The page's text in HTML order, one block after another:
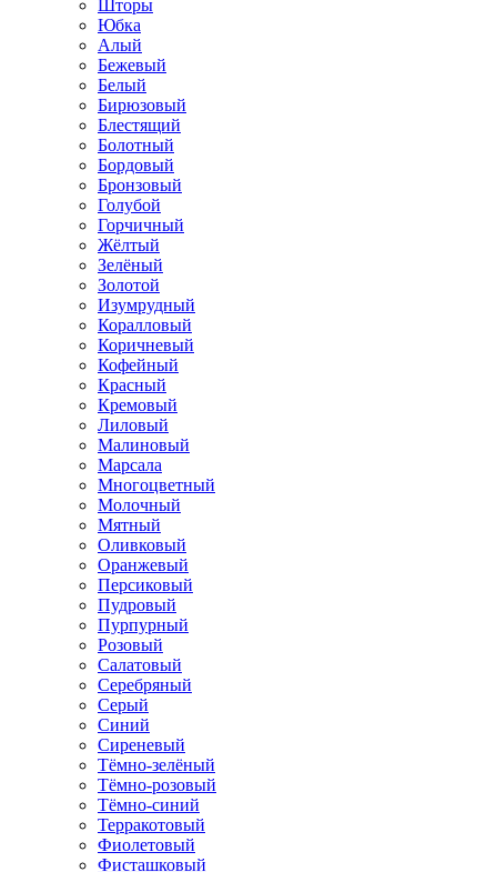
Шторы
Юбка
Алый
Бежевый
Белый
Бирюзовый
Блестящий
Болотный
Бордовый
Бронзовый
Голубой
Горчичный
Жёлтый
Зелёный
Золотой
Изумрудный
Коралловый
Коричневый
Кофейный
Красный
Кремовый
Лиловый
Малиновый
Марсала
Многоцветный
Молочный
Мятный
Оливковый
Оранжевый
Персиковый
Пудровый
Пурпурный
Розовый
Салатовый
Серебряный
Серый
Синий
Сиреневый
Тёмно-зелёный
Тёмно-розовый
Тёмно-синий
Терракотовый
Фиолетовый
Фисташковый